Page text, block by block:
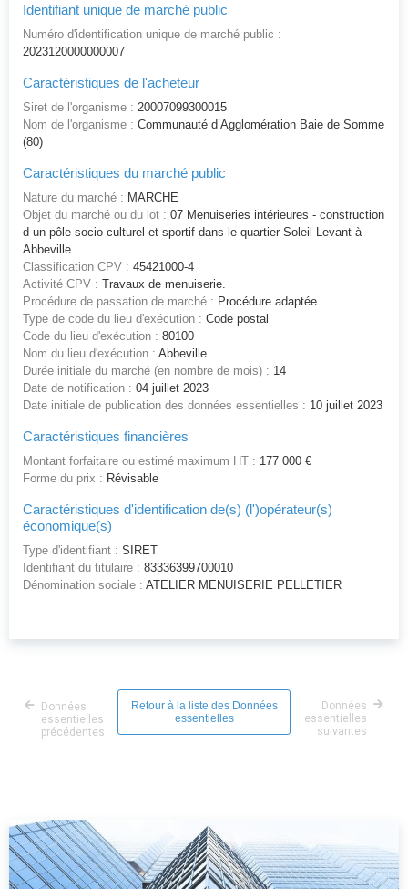
Identifiant unique de marché public
Numéro d'identification unique de marché public :
2023120000000007
Caractéristiques de l'acheteur
Siret de l'organisme : 20007099300015
Nom de l'organisme : Communauté d’Agglomération Baie de Somme
(80)
Caractéristiques du marché public
Nature du marché : MARCHE
Objet du marché ou du lot : 07 Menuiseries intérieures - construction
d un pôle socio culturel et sportif dans le quartier Soleil Levant à
Abbeville
Classification CPV : 45421000-4
Activité CPV : Travaux de menuiserie.
Procédure de passation de marché : Procédure adaptée
Type de code du lieu d'exécution : Code postal
Code du lieu d'exécution : 80100
Nom du lieu d'exécution : Abbeville
Durée initiale du marché (en nombre de mois) : 14
Date de notification : 04 juillet 2023
Date initiale de publication des données essentielles : 10 juillet 2023
Caractéristiques financières
Montant forfaitaire ou estimé maximum HT : 177 000 €
Forme du prix : Révisable
Caractéristiques d'identification de(s) (l')opérateur(s)
économique(s)
Type d'identifiant : SIRET
Identifiant du titulaire : 83336399700010
Dénomination sociale : ATELIER MENUISERIE PELLETIER
Données
essentielles
précédentes
Retour à la liste des Données
essentielles
Données
essentielles
suivantes